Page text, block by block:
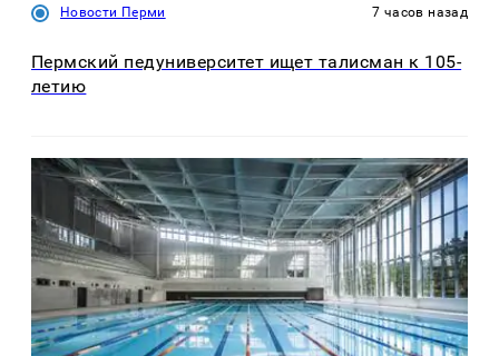
Новости Перми 7 часов назад
Пермский педуниверситет ищет талисман к 105-
летию